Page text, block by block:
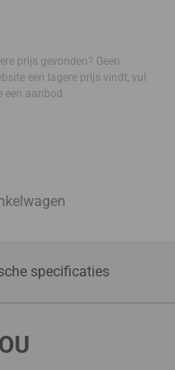
prijs gevonden? Geen
een lagere prijs vindt, vul
een aanbod.
specificaties